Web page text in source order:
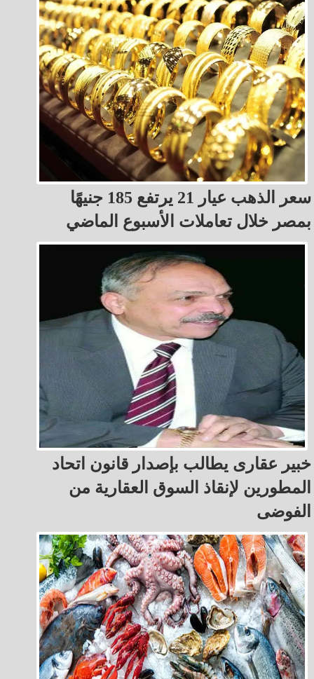
سعر الذهب عيار 21 يرتفع 185 جنيهًا
بمصر خلال تعاملات الأسبوع الماضي
خبير عقارى يطالب بإصدار قانون اتحاد
المطورين لإنقاذ السوق العقارية من
الفوضى